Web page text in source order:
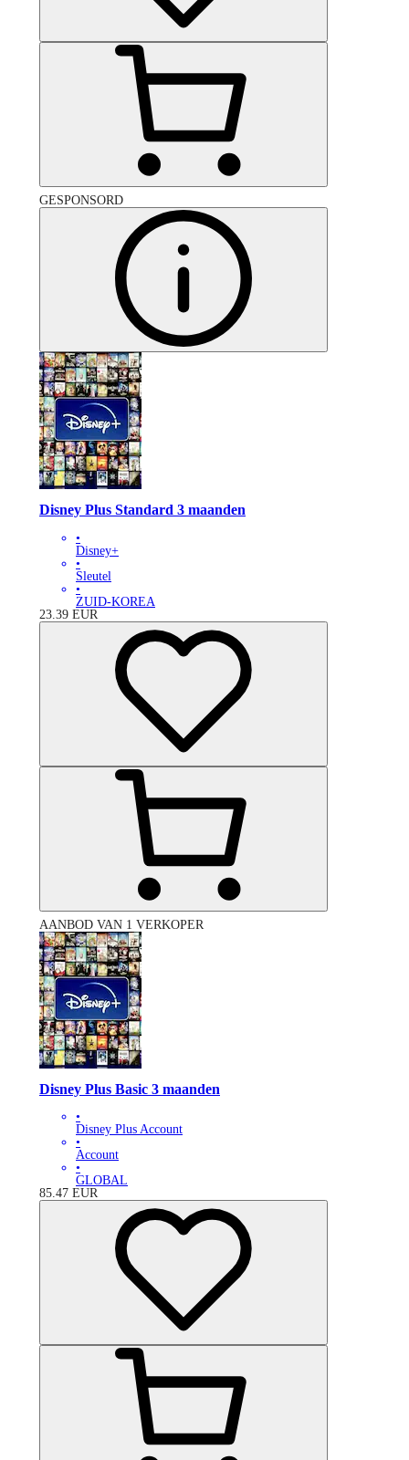
GESPONSORD
Disney Plus Standard 3 maanden
•
Disney+
•
Sleutel
•
ZUID-KOREA
23.39 EUR
AANBOD VAN 1 VERKOPER
Disney Plus Basic 3 maanden
•
Disney Plus Account
•
Account
•
GLOBAL
85.47 EUR